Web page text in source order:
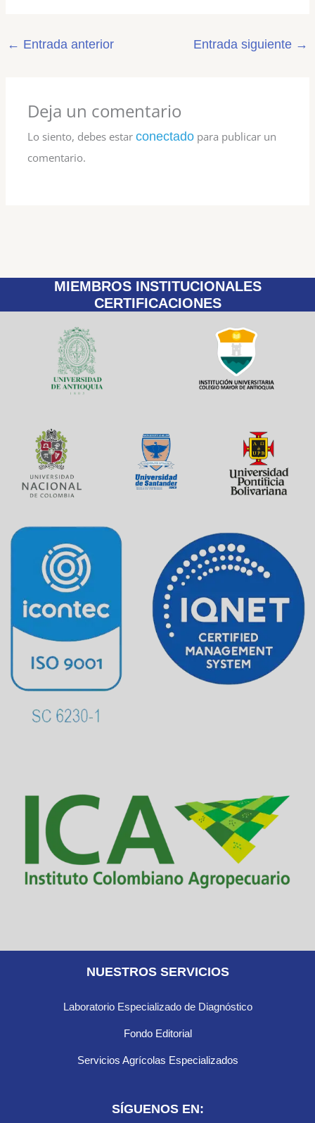
← Entrada anterior Entrada siguiente →
Deja un comentario
Lo siento, debes estarconectado para publicar un
comentario.
MIEMBROS INSTITUCIONALES
CERTIFICACIONES
NUESTROS SERVICIOS
Laboratorio Especializado de Diagnóstico
Fondo Editorial
Servicios Agrícolas Especializados
SÍGUENOS EN: